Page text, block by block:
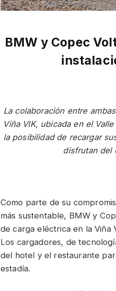
BMW y Copec
La colaboración entre
Viña VIK, ubicada en el
la posibilidad de recargar
disfrutan del
Como parte de su
más sustentable, BMW y
de carga eléctrica en la Viña
Los cargadores, de
del hotel y el restaurante
estadía.